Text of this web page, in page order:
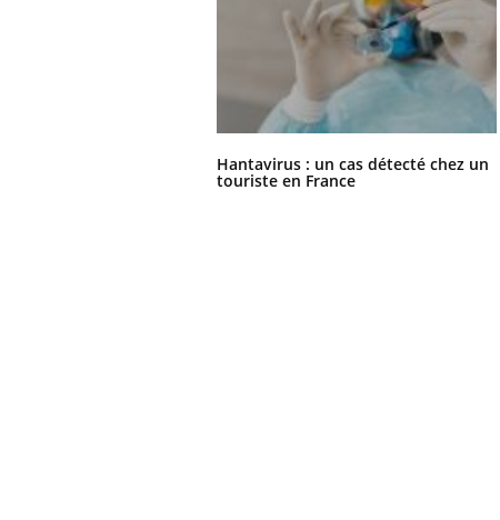
Hantavirus : un cas détecté chez un
touriste en France